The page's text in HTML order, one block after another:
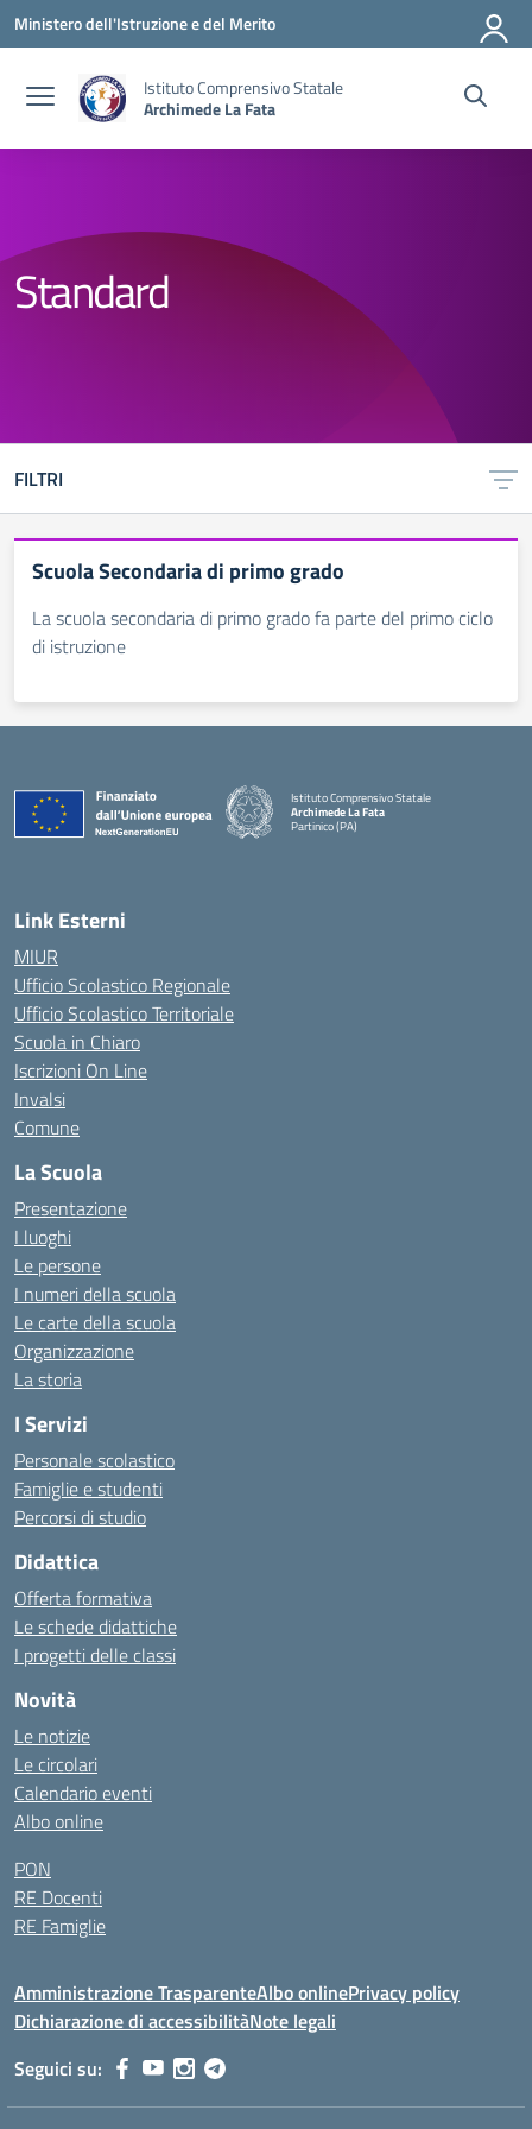
Vai ai contenuti
Vai al menu di navigazione
Vai al footer
Ministero dell'Istruzione e del Merito
Istituto Comprensivo Statale
Archimede La Fata
Standard
FILTRI
Scuola Secondaria di primo grado
La scuola secondaria di primo grado fa parte del primo ciclo
di istruzione
Istituto Comprensivo Statale
Archimede La Fata
Partinico (PA)
Link Esterni
MIUR
Ufficio Scolastico Regionale
Ufficio Scolastico Territoriale
Scuola in Chiaro
Iscrizioni On Line
Invalsi
Comune
La Scuola
Presentazione
I luoghi
Le persone
I numeri della scuola
Le carte della scuola
Organizzazione
La storia
I Servizi
Personale scolastico
Famiglie e studenti
Percorsi di studio
Didattica
Offerta formativa
Le schede didattiche
I progetti delle classi
Novità
Le notizie
Le circolari
Calendario eventi
Albo online
PON
RE Docenti
RE Famiglie
Amministrazione TrasparenteAlbo onlinePrivacy policy
Dichiarazione di accessibilitàNote legali
Seguici su: